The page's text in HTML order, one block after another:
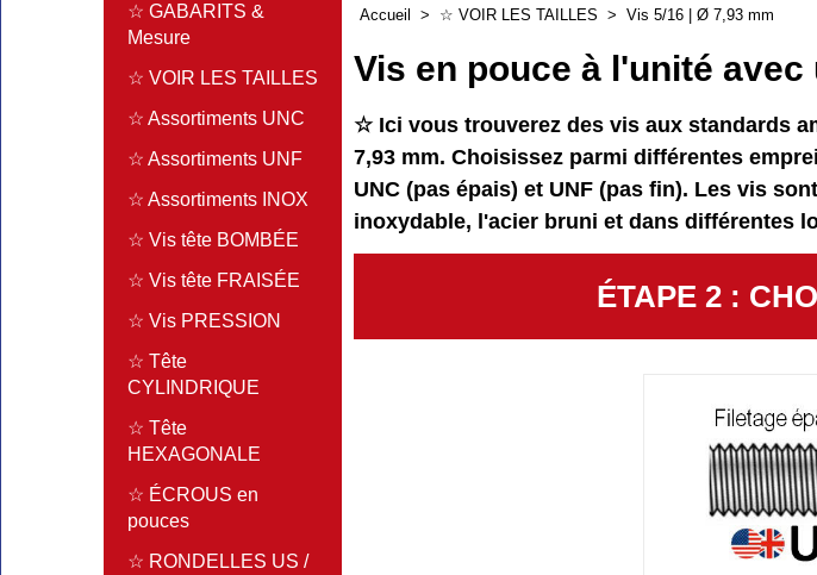
☆ GABARITS &
Mesure
☆ VOIR LES TAILLES
☆ Assortiments UNC
☆ Assortiments UNF
☆ Assortiments INOX
☆ Vis tête BOMBÉE
☆ Vis tête FRAISÉE
☆ Vis PRESSION
☆ Tête
CYLINDRIQUE
☆ Tête
HEXAGONALE
☆ ÉCROUS en
pouces
☆ RONDELLES US /
Accueil > ☆ VOIR LES TAILLES > Vis 5/16 | Ø 7,93 mm
Vis en pouce à l'unité
☆ Ici vous trouverez des vis aux standards
7,93 mm. Choisissez parmi différentes
UNC (pas épais) et UNF (pas fin). Les vis
inoxydable, l'acier bruni et dans différentes
ÉTAPE 2 :